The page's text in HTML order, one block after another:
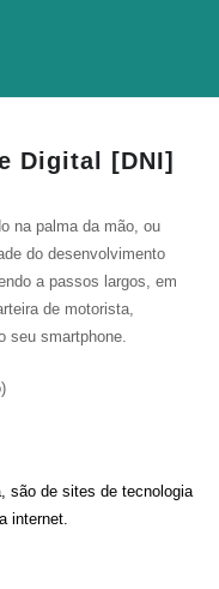
Digital [DNI]
na palma da mão, ou
do desenvolvimento
a passos largos, em
de motorista,
seu smartphone.
são de sites de tecnologia
internet.